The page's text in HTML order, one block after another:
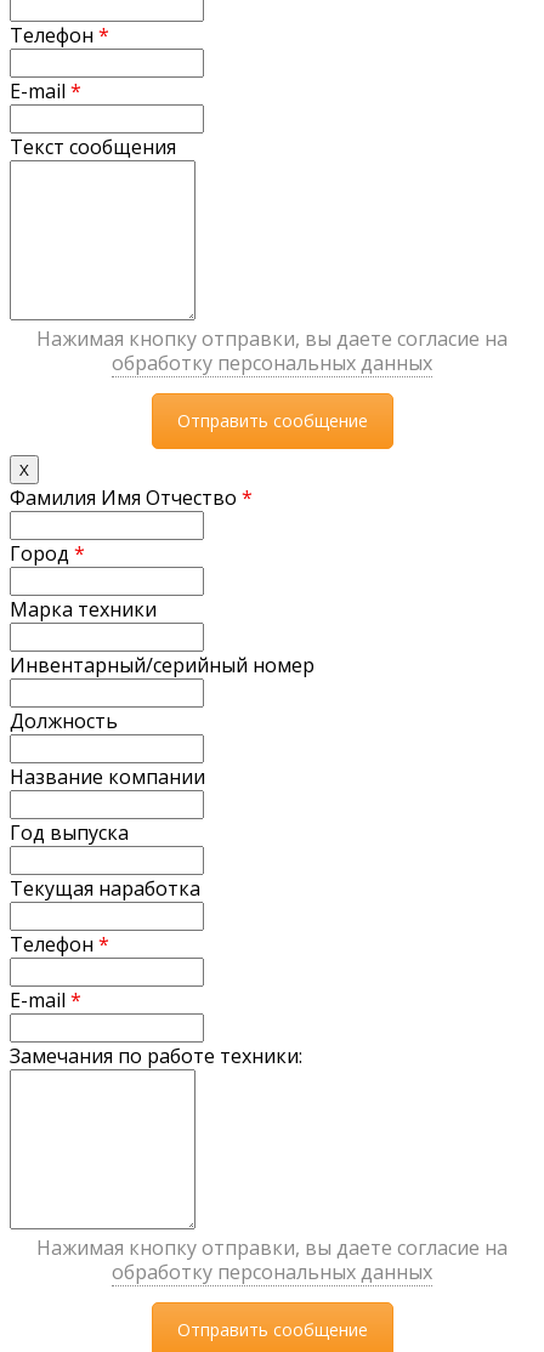
Телефон *
E-mail *
Текст сообщения
Нажимая кнопку отправки, вы даете согласие на
обработку персональных данных
X
Фамилия Имя Отчество *
Город *
Марка техники
Инвентарный/серийный номер
Должность
Название компании
Год выпуска
Текущая наработка
Телефон *
E-mail *
Замечания по работе техники:
Нажимая кнопку отправки, вы даете согласие на
обработку персональных данных